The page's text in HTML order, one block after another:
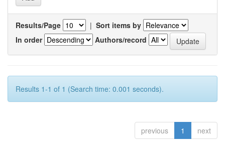
Results/Page | Sort items by
In order
Authors/record
Results 1-1 of 1 (Search time: 0.001 seconds).
previous 1 next